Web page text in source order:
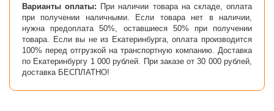
Варианты оплаты: При наличии товара на складе, оплата
при получении наличными. Если товара нет в наличии,
нужна предоплата 50%, оставшиеся 50% при получении
товара. Если вы не из Екатеринбурга, оплата производится
100% перед отгрузкой на транспортную компанию. Доставка
по Екатеринбургу 1 000 рублей. При заказе от 30 000 рублей,
доставка БЕСПЛАТНО!